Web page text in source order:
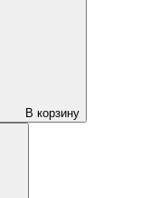
В корзину